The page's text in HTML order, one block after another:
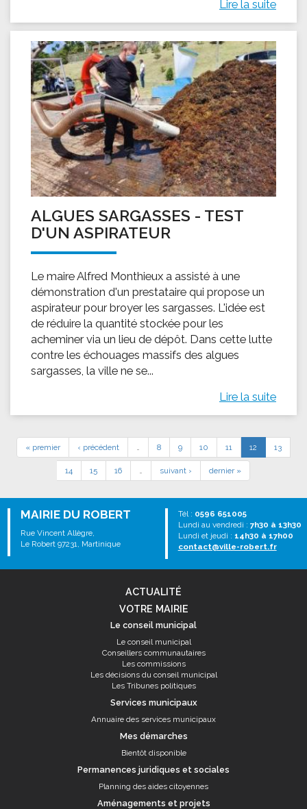
Lire la suite
ALGUES SARGASSES - TEST
D'UN ASPIRATEUR
Le maire Alfred Monthieux a assisté à une
démonstration d'un prestataire qui propose un
aspirateur pour broyer les sargasses. L'idée est
de réduire la quantité stockée pour les
acheminer via un lieu de dépôt. Dans cette lutte
contre les échouages massifs des algues
sargasses, la ville ne se...
Lire la suite
« premier ‹ précédent … 8 9 10 11 12 13
14 15 16 … suivant › dernier »
MAIRIE DU ROBERT
Rue Vincent Allègre,
Le Robert 97231, Martinique
Tél : 0596 651005
Lundi au vendredi : 7h30 à 13h30
Lundi et jeudi : 14h30 à 17h00
contact@ville-robert.fr
ACTUALITÉ
VOTRE MAIRIE
Le conseil municipal
Le conseil municipal
Conseillers communautaires
Les commissions
Les décisions du conseil municipal
Les Tribunes politiques
Services municipaux
Annuaire des services municipaux
Mes démarches
Bientôt disponible
Permanences juridiques et sociales
Planning des aides citoyennes
Aménagements et projets